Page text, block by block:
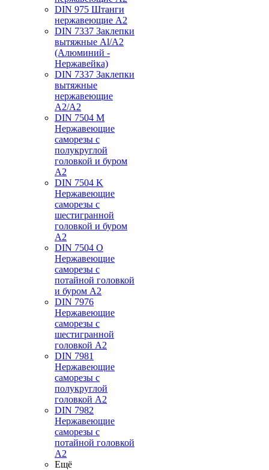
DIN 975 Штанги
нержавеющие А2
DIN 7337 Заклепки
вытяжные Al/A2
(Алюминий -
Нержавейка)
DIN 7337 Заклепки
вытяжные
нержавеющие
A2/A2
DIN 7504 M
Нержавеющие
саморезы с
полукруглой
головкой и буром
А2
DIN 7504 K
Нержавеющие
саморезы с
шестигранной
головкой и буром
А2
DIN 7504 O
Нержавеющие
саморезы с
потайной головкой
и буром А2
DIN 7976
Нержавеющие
саморезы с
шестигранной
головкой А2
DIN 7981
Нержавеющие
саморезы с
полукруглой
головкой А2
DIN 7982
Нержавеющие
саморезы с
потайной головкой
А2
Ещё